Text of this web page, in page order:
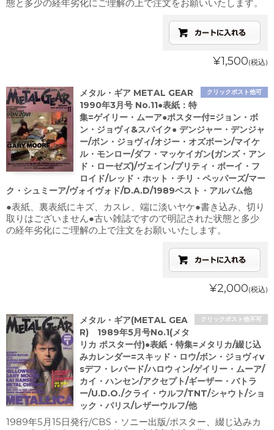
態と多少の経年劣化にご理解の上で注文をお願いいたします。
¥1,500(税込)
クリックポスト他可
メタル・ギア METAL GEAR
1990年3月号 No.11●表紙：特
集=ゲイリー・ムーア●ポスター付=ジョン・ボ
ン・ジョヴィ&スパイク● デンジャー・デンジャ
ー/ボン・ジョヴィ/オジー・オズボーン/マイケ
ル・モンロー/ダフ・マッケイガン(ガンズ・アン
ド・ローゼズ)/ヴェイン/プリティ・ボーイ・フ
ロイド/レッド・ホット・チリ・ペッパーズ/マー
ク・シュミーア/ヴォイヴォド/D.A.D/1989ベスト・アルバム他
●表紙、裏表紙にキズ、カスレ、端に淡いヤケ●書き込み、切り
取りはございません●古い雑誌ですので明記された状態と多少
の経年劣化にご理解の上で注文をお願いいたします。
¥2,000(税込)
クリックポスト他不可
メタル・ギア(METAL GEA
R) 1989年5月号No.1(メタ
リカ ポスター付)●表紙・特集=メタリカ/綴じ込
みカレンダー=スキッド・ロウ/ボン・ジョヴィv
sデフ・レパード/ハロウィン/ゲイリー・ムーア/
カイ・ハンセン/アクセプト/ギーザー・バトラ
ー/U.D.O./クライ・ウルフ/TNT/シャウト/ショ
ック・パリス/レザーウルフ/他
1989年5月15日発行/CBS・ソニー出版/ポスター、綴じ込みカ